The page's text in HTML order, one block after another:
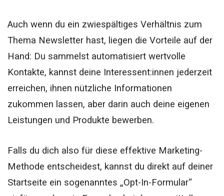
Auch wenn du ein zwiespältiges Verhältnis zum
Thema Newsletter hast, liegen die Vorteile auf der
Hand: Du sammelst automatisiert wertvolle
Kontakte, kannst deine Interessent:innen jederzeit
erreichen, ihnen nützliche Informationen
zukommen lassen, aber darin auch deine eigenen
Leistungen und Produkte bewerben.
Falls du dich also für diese effektive Marketing-
Methode entscheidest, kannst du direkt auf deiner
Startseite ein sogenanntes „Opt-In-Formular“